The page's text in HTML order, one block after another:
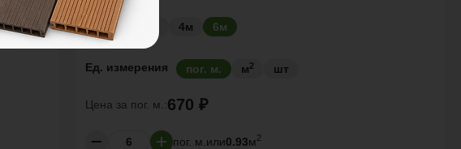
Размер 4м 6м
Ед. измерения пог. м. м2 шт
Цена за пог. м.:670 ₽
пог. м. или0.93м2